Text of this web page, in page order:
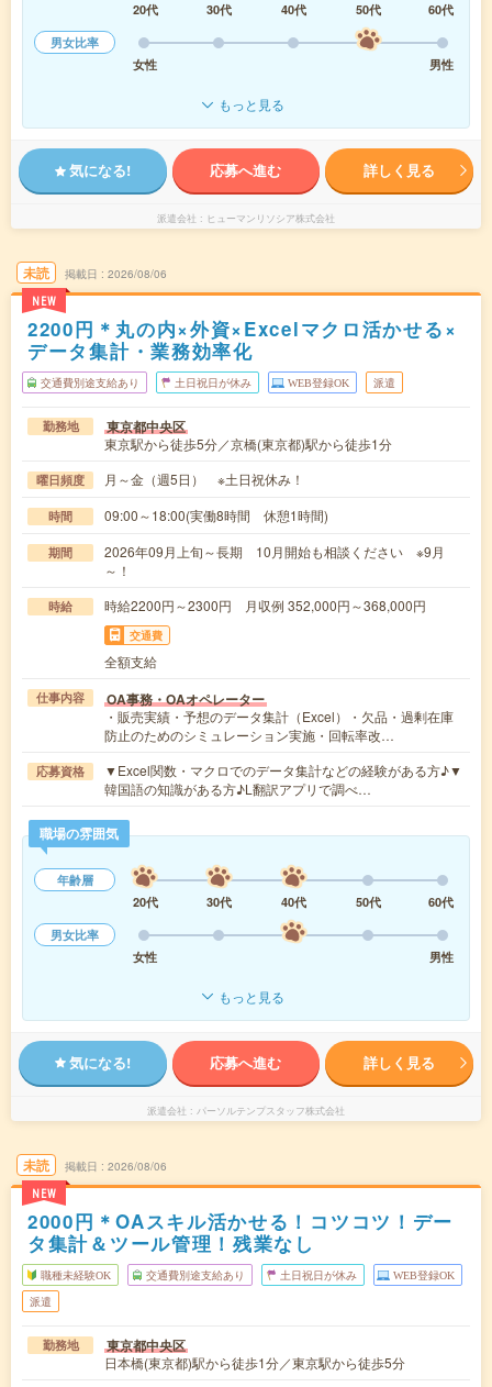
20代
30代 40代 50代
60代
男女比率
女性
男性
もっと見る
気になる! 応募へ進む 詳しく見る
派遣会社 ヒューマンリソシア株式会社
未読
NEW
掲載日 2026/08/06
2200円＊丸の内×外資×Excelマクロ活かせる×
データ集計・業務効率化
交通費別途支給あり 土日祝日が休み WEB登録OK 派遣
勤務地 東京都中央区
東京駅から徒歩5分／京橋(東京都)駅から徒歩1分
曜日頻度 月～金（週5日） ※土日祝休み！
時間 09:00～18:00(実働8時間 休憩1時間)
期間
2026年09月上旬～長期 10月開始も相談ください ※9月
～！
時給 時給2200円～2300円 月収例 352,000円～368,000円
交通費
全額支給
仕事内容 OA事務・OAオペレーター
・販売実績・予想のデータ集計（Excel）・欠品・過剰在庫
防止のためのシミュレーション実施・回転率改…
応募資格
▼Excel関数・マクロでのデータ集計などの経験がある方♪▼
韓国語の知識がある方♪L翻訳アプリで調べ…
職場の雰囲気
年齢層
20代
30代 40代 50代
60代
男女比率
女性
男性
もっと見る
気になる! 応募へ進む 詳しく見る
派遣会社 パーソルテンプスタッフ株式会社
未読
NEW
掲載日 2026/08/06
2000円＊OAスキル活かせる！コツコツ！デー
タ集計＆ツール管理！残業なし
職種未経験OK 交通費別途支給あり 土日祝日が休み WEB登録OK
派遣
勤務地 東京都中央区
日本橋(東京都)駅から徒歩1分／東京駅から徒歩5分